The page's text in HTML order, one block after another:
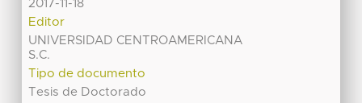
2017-11-18
Editor
UNIVERSIDAD CENTROAMERICANA
S.C.
Tipo de documento
Tesis de Doctorado